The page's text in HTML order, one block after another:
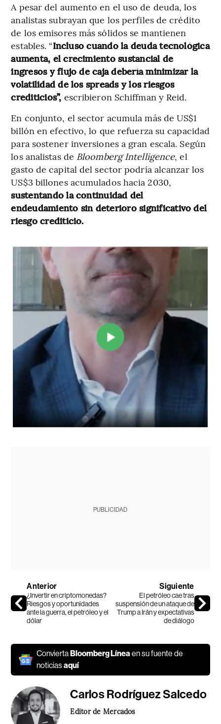
A pesar del aumento en el uso de deuda, los
analistas subrayan que los perfiles de crédito
de los emisores más sólidos se mantienen
estables. “Incluso cuando la deuda tecnológica
aumenta, el crecimiento sustancial de
ingresos y flujo de caja debería minimizar la
volatilidad de los spreads y los riesgos
crediticios”, escribieron Schiffman y Reid.
En conjunto, el sector acumula más de US$1
billón en efectivo, lo que refuerza su capacidad
para sostener inversiones a gran escala. Según
los analistas de Bloomberg Intelligence, el
gasto de capital del sector podría alcanzar los
US$3 billones acumulados hacia 2030,
sustentando la continuidad del
endeudamiento sin deterioro significativo del
riesgo crediticio.
PUBLICIDAD
Anterior
¿Invertir en criptomonedas?
Riesgos y oportunidades
ante la guerra, el petróleo y el
dólar
Siguiente
El petróleo cae tras
suspensión de un ataque de
Trump a Irán y expectativas
de diálogo
ConviertaBloomberg Líneaen su fuente de
noticiasaquí
Carlos Rodríguez Salcedo
Editor de Mercados